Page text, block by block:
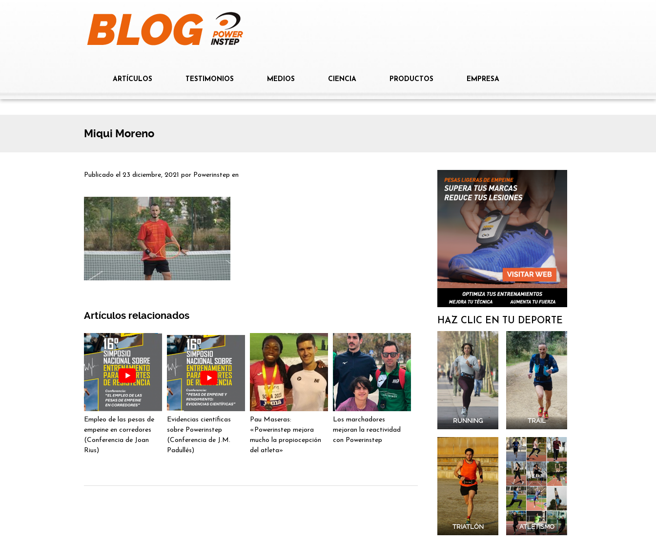
ARTÍCULOS TESTIMONIOS MEDIOS CIENCIA PRODUCTOS EMPRESA
Miqui Moreno
Publicado el 23 diciembre, 2021 por Powerinstep en
Artículos relacionados
Empleo de las pesas de
empeine en corredores
(Conferencia de Joan
Rius)
Evidencias científicas
sobre Powerinstep
(Conferencia de J.M.
Padullés)
Pau Maseras:
«Powerinstep mejora
mucho la propiocepción
del atleta»
Los marchadores
mejoran la reactividad
con Powerinstep
HAZ CLIC EN TU DEPORTE
RUNNING TRAIL
TRIATLÓN ATLETISMO